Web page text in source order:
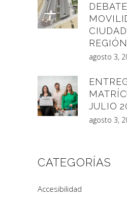
REGIÓN
agosto 3,
JULIO
agosto 3,
CATEGORÍAS
Accesibilidad